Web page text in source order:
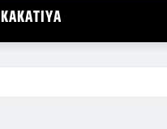
KAKATIYA